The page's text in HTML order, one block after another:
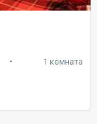
• 1 комната